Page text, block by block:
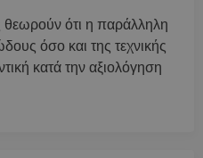
θεωρούν ότι η παράλληλη
όσο και της τεχνικής
κατά την αξιολόγηση